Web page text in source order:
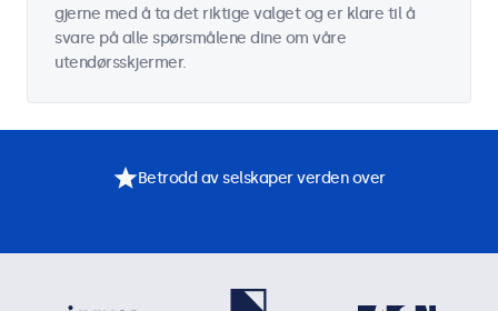
gjerne med å ta det riktige valget og er klare til å
svare på alle spørsmålene dine om våre
utendørsskjermer.
Betrodd av selskaper verden over